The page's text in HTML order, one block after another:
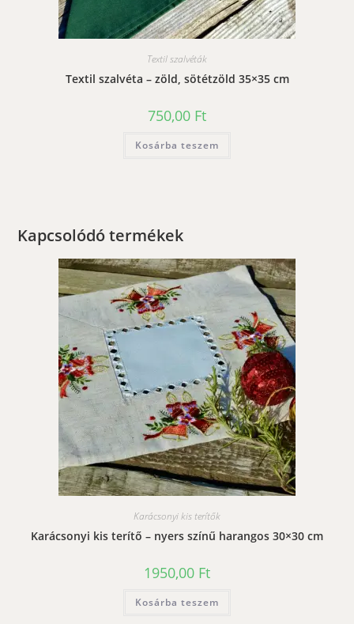
Textil szalvéták
Textil szalvéta – zöld, sötétzöld 35×35 cm
750,00 Ft
Kosárba teszem
Kapcsolódó termékek
Karácsonyi kis terítők
Karácsonyi kis terítő – nyers színű harangos 30×30 cm
1950,00 Ft
Kosárba teszem